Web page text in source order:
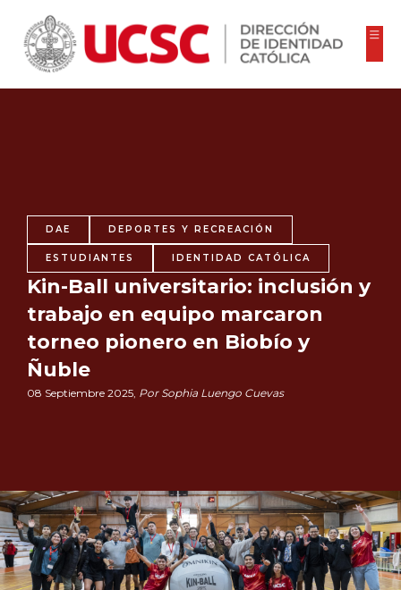
DAE DEPORTES Y RECREACIÓN
ESTUDIANTES IDENTIDAD CATÓLICA
Kin-Ball universitario: inclusión y
trabajo en equipo marcaron
torneo pionero en Biobío y
Ñuble
08 Septiembre 2025, Por Sophia Luengo Cuevas